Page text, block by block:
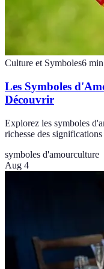
Culture et Symboles6 min
Les Symboles
Découvrir
Explorez les symboles
richesse des
symboles d'amourculture
Aug 4